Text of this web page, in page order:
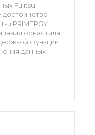
Fujitsu
достоинство
PRIMERGY
оснастила
функции
данных